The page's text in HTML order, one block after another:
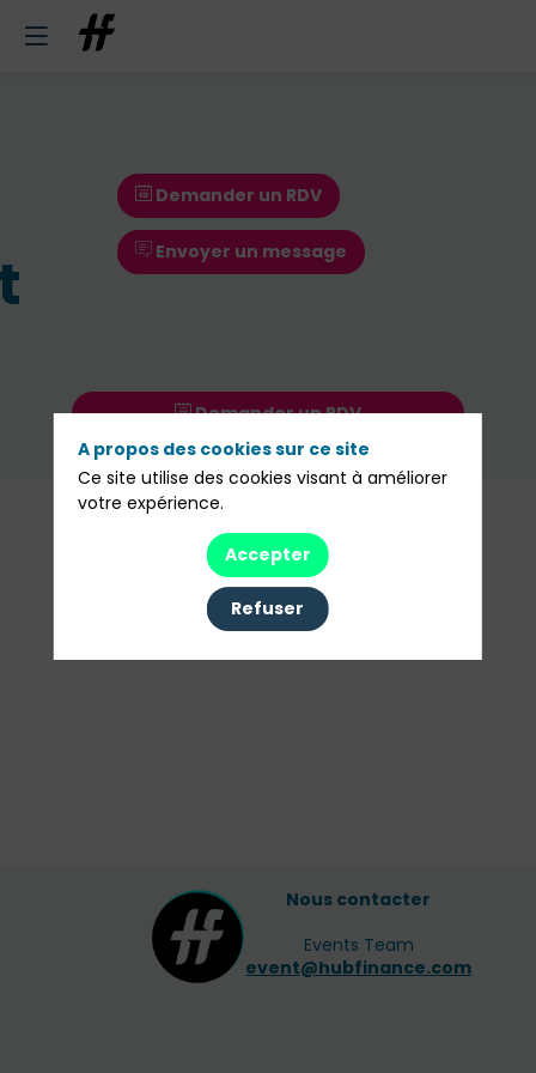
Demander un RDV
Envoyer un message
Demander un RDV
Envoyer un message
Nos
Toutes les sessions
Nous contacter
Events Team
event@hubfinance.com
A propos des cookies sur ce site
Ce site utilise des cookies visant à améliorer
votre expérience.
Accepter
Refuser